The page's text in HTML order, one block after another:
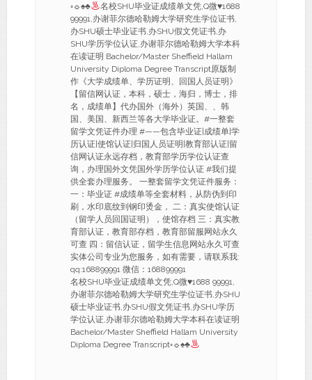
◦☼♠♣ 名校SHU毕业证成绩单文凭,Q微♥1688
99991,办谢菲尔德哈勒姆大学研究生学位证书,
办SHU硕士毕业证书,办SHU假文凭证书,办
SHU学历学位认证,办谢菲尔德哈勒姆大学本科
在读证明 Bachelor/Master Sheffield Hallam
University Diploma Degree Transcript原版制
作《大学成绩单、学历证明、回国人员证明》
【留信网认证，本科，硕士，海归，博士，排
名，成绩单】代办国外（海外）英国、、韩
国、美国、新西兰等各大学毕业证。#一整套
留学文凭证件办理 #——包含毕业证|成绩单|学
历认证|使馆认证|归国人员证明|教育部认证|留
信网认证永远存档，教育部学历学位认证查
询，办理国外文凭国外学历学位认证 #我们提
供全套办理服务。 一整套留学文凭证件服务：
一：毕业证 #成绩单等全套材料，从防伪到印
刷，水印底纹到钢印烫金， 二：真实使馆认证
（留学人员回国证明），使馆存档 三：真实教
育部认证，教育部存档，教育部留服网站永久
可查 四：留信认证，留学生信息网站永久可查
实体公司专业为您服务，如有需要，请联系我:
qq:168899991 微信：168899991
名校SHU毕业证成绩单文凭,Q微♥1688 99991,
办谢菲尔德哈勒姆大学研究生学位证书,办SHU
硕士毕业证书,办SHU假文凭证书,办SHU学历
学位认证,办谢菲尔德哈勒姆大学本科在读证明
Bachelor/Master Sheffield Hallam University
Diploma Degree Transcript◦☼♠♣